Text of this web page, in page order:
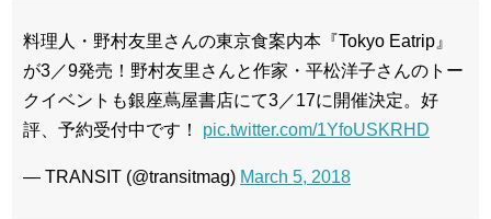
料理人・野村友里さんの東京食案内本『Tokyo Eatrip』
が3／9発売！野村友里さんと作家・平松洋子さんのトー
クイベントも銀座蔦屋書店にて3／17に開催決定。好
評、予約受付中です！ pic.twitter.com/1YfoUSKRHD
— TRANSIT (@transitmag) March 5, 2018